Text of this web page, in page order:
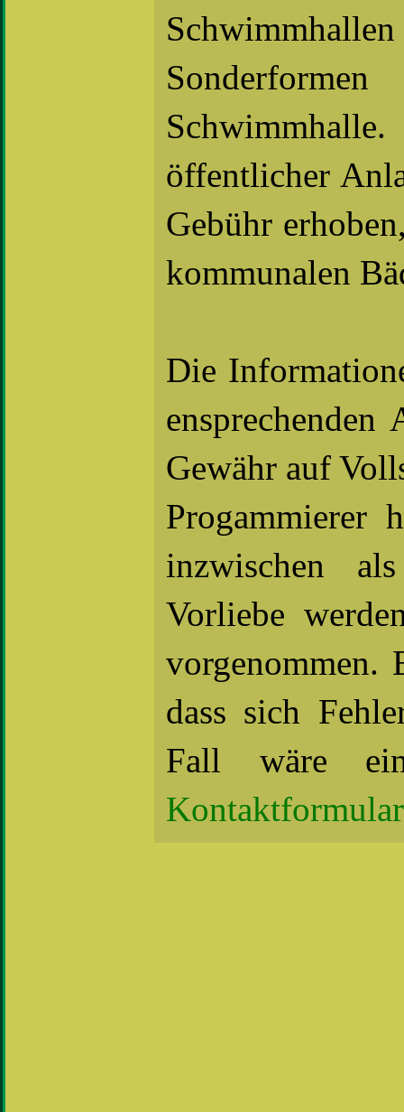
öffentlicher
Gebühr
kommunalen
Die
Gewähr auf
Progammierer
inzwischen
Vorliebe
vorgenommen.
dass sich
Fall wäre
Kontaktformular